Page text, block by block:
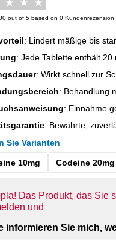
out of 5 based on 0 Kundenrezension
: Lindert mäßige bis
: Jede Tablette enthält 20
: Wirkt schnell zur
: Behandlung
: Einnahme
: Bewährte,
Sie Varianten
10mg Codeine 20mg
Das Produkt, das Sie
und
informieren Sie mich,